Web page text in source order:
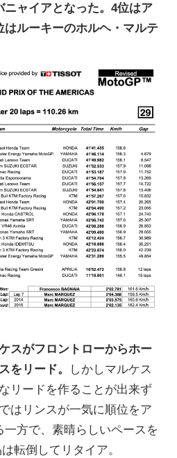
ク
ュ
ー
ス
ャイアとなった。4位はア
はルーキーのホルヘ・マルテ
スがフロントローからホー
をリード。
しかしマルケス
リードを作ることが出来ず
はリンスが一気に順位をア
一方で、素晴らしいペースを
転倒してリタイア。